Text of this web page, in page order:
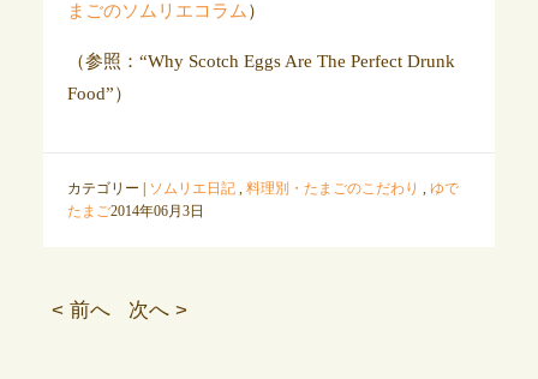
まごのソムリエコラム）
（参照：“Why Scotch Eggs Are The Perfect Drunk
Food”）
カテゴリー | ソムリエ日記, 料理別・たまごのこだわり , ゆで
たまご2014年06月3日
< 前へ 次へ >